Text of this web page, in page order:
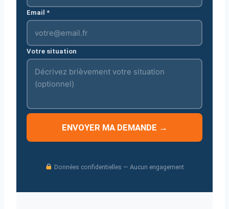
Email *
Votre situation
ENVOYER MA DEMANDE →
Données confidentielles — Aucun engagement